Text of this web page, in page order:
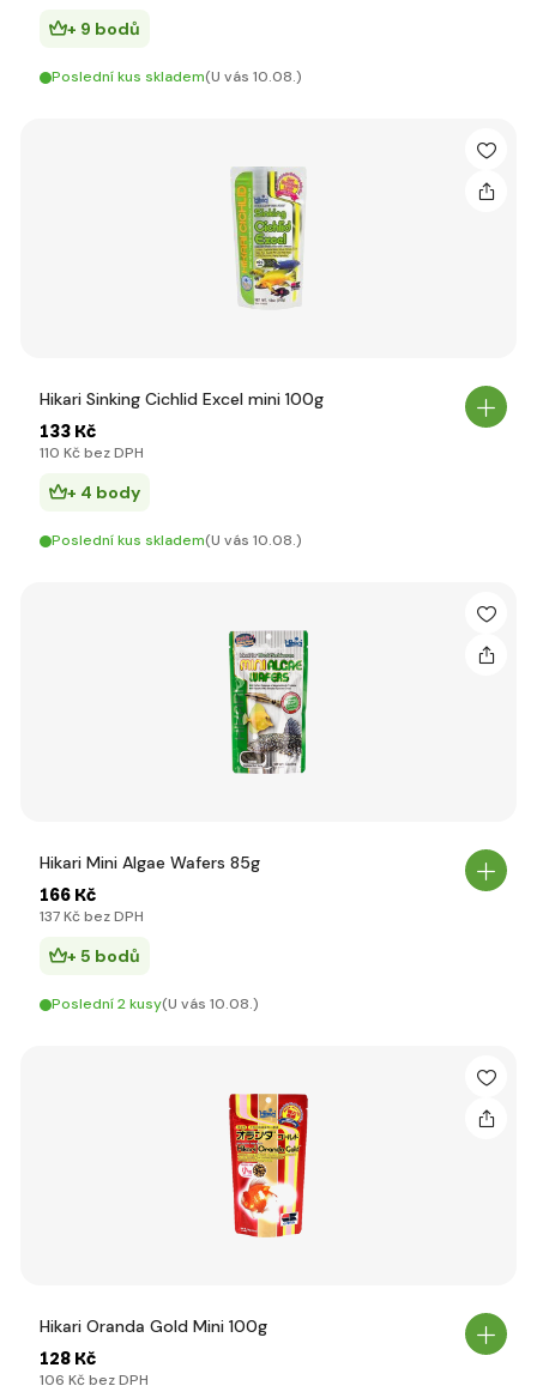
+ 9 bodů
Poslední kus skladem(U vás 10.08.)
Hikari Sinking Cichlid Excel mini 100g
133 Kč
110 Kč bez DPH
+ 4 body
Poslední kus skladem(U vás 10.08.)
Hikari Mini Algae Wafers 85g
166 Kč
137 Kč bez DPH
+ 5 bodů
Poslední 2 kusy(U vás 10.08.)
Hikari Oranda Gold Mini 100g
128 Kč
106 Kč bez DPH